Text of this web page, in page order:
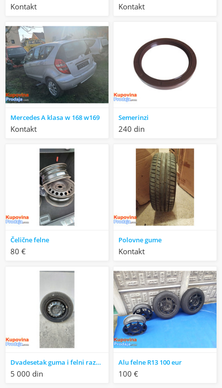
Kontakt Kontakt
Mercedes A klasa w 168 w169
Kontakt
Semerinzi
240 din
Čelične felne
80 €
Polovne gume
Kontakt
Dvadesetak guma i felni raznih dimenzija 5000rsd
5 000 din
Alu felne R13 100 eur
100 €